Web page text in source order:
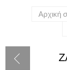
Αρχική